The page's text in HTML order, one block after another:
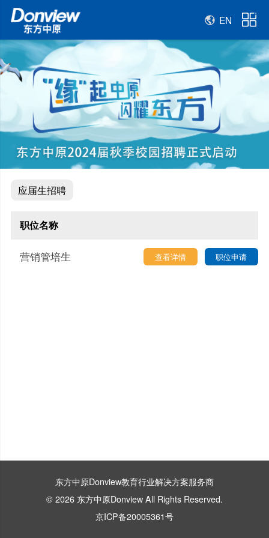
EN
应届生招聘
职位名称
营销管培生 查看详情 职位申请
东方中原Donview教育行业解决方案服务商
© 2026 东方中原Donview All Rights Reserved.
京ICP备20005361号